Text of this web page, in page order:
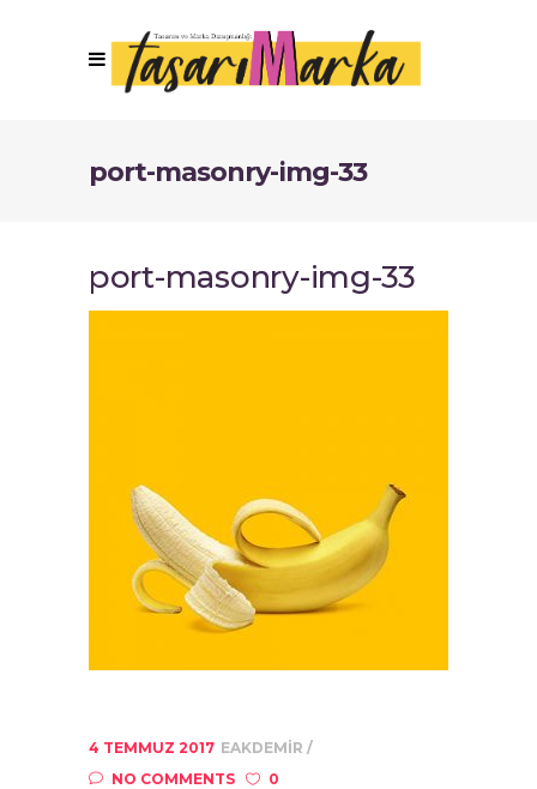
port-masonry-img-33
port-masonry-img-33
4 TEMMUZ 2017 EAKDEMIR
NO COMMENTS
0